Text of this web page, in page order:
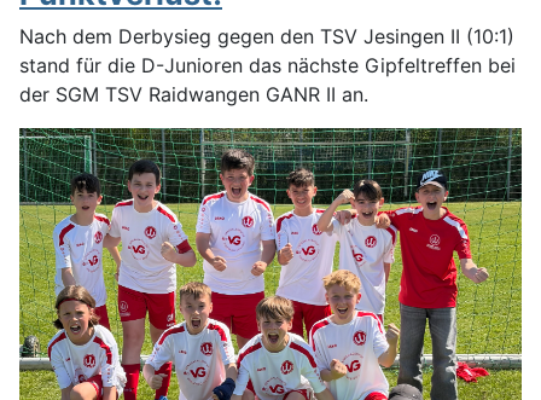
Nach dem Derbysieg gegen den TSV Jesingen II (10:1)
stand für die D-Junioren das nächste Gipfeltreffen bei
der SGM TSV Raidwangen GANR II an.